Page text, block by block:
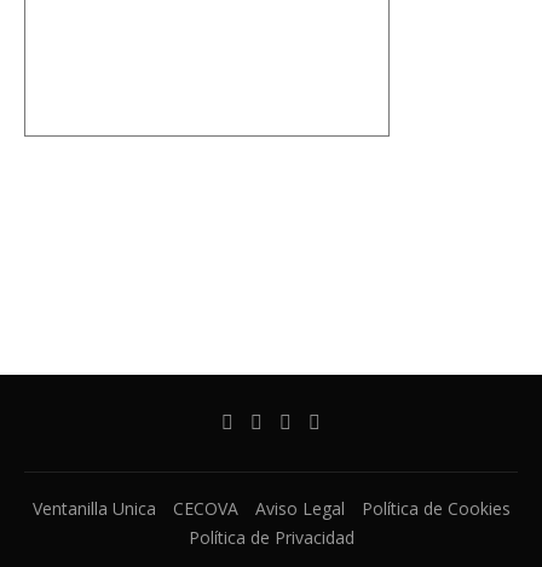
Ventanilla Unica CECOVA Aviso Legal
Política de Cookies
Política de Privacidad